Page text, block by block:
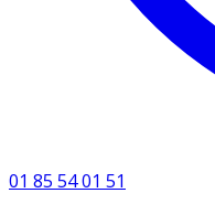
01 85 54 01 51